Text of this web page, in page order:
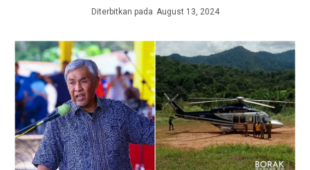
Diterbitkan pada August 13, 2024